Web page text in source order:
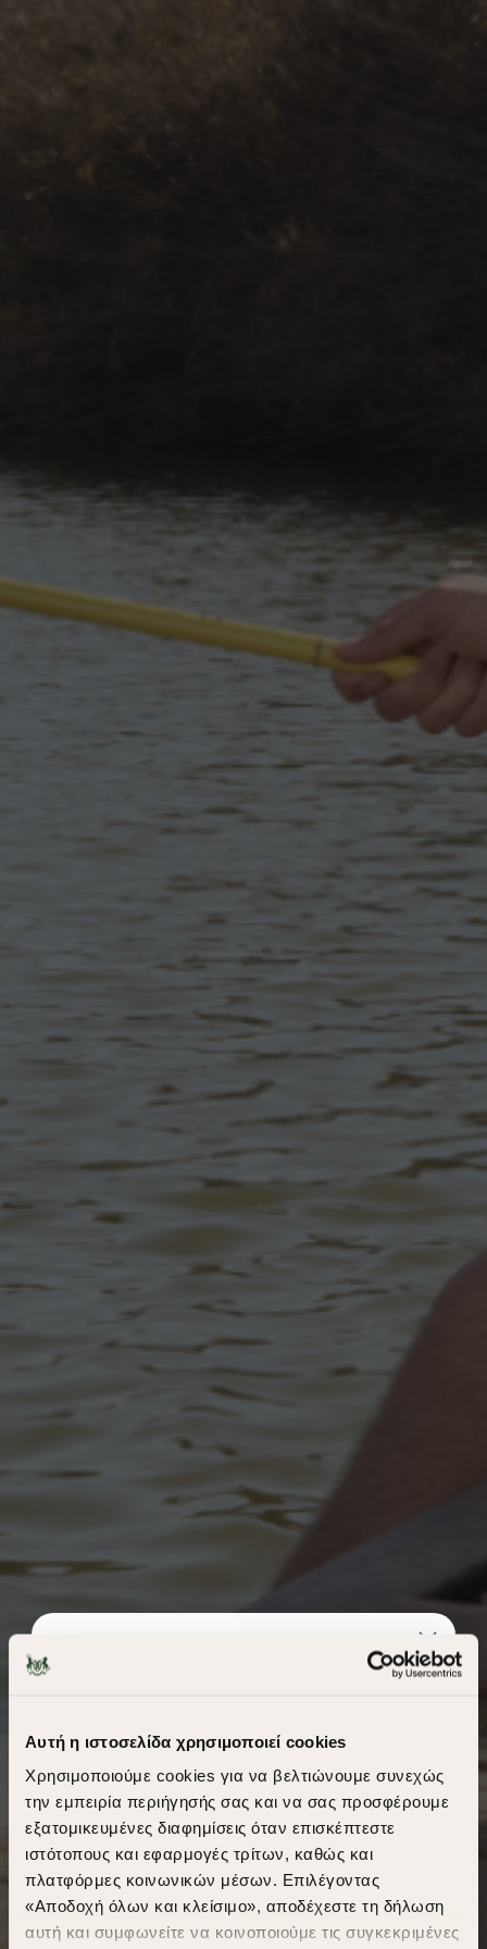
Αυτή η ιστοσελίδα χρησιμοποιεί cookies
Χρησιμοποιούμε cookies για να βελτιώνουμε συνεχώς
την εμπειρία περιήγησής σας και να σας προσφέρουμε
εξατομικευμένες διαφημίσεις όταν επισκέπτεστε
ιστότοπους και εφαρμογές τρίτων, καθώς και
πλατφόρμες κοινωνικών μέσων. Επιλέγοντας
«Αποδοχή όλων και κλείσιμο», αποδέχεστε τη δήλωση
αυτή και συμφωνείτε να κοινοποιούμε τις συγκεκριμένες
​
A Season of Style